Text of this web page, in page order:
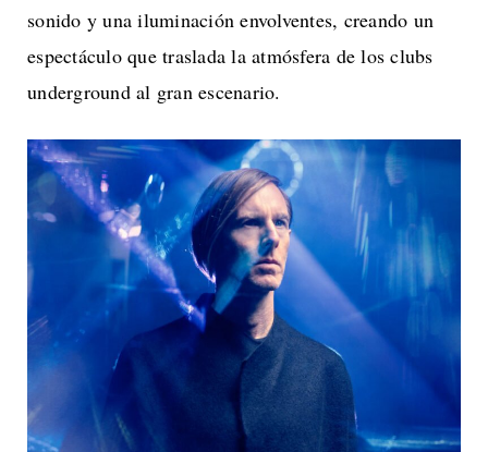
sonido y una iluminación envolventes, creando un
espectáculo que traslada la atmósfera de los clubs
underground al gran escenario.